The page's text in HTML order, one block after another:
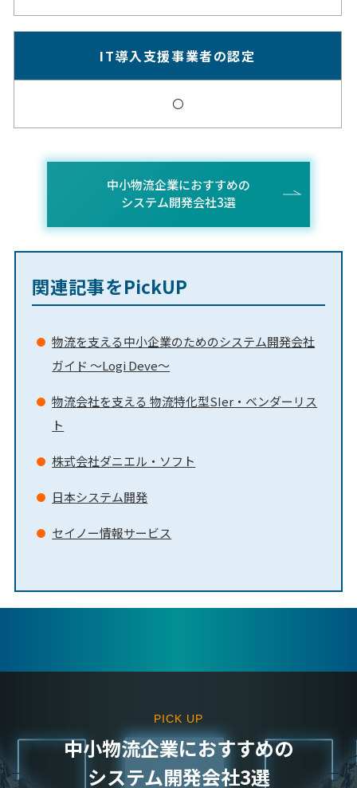
IT導入支援事業者の認定
〇
中小物流企業におすすめの
システム開発会社3選
関連記事をPickUP
物流を支える中小企業のためのシステム開発会社
ガイド ～Logi Deve～
物流会社を支える 物流特化型SIer・ベンダーリス
ト
株式会社ダニエル・ソフト
日本システム開発
セイノー情報サービス
PICK UP
中⼩物流企業におすすめの
システム開発会社3選